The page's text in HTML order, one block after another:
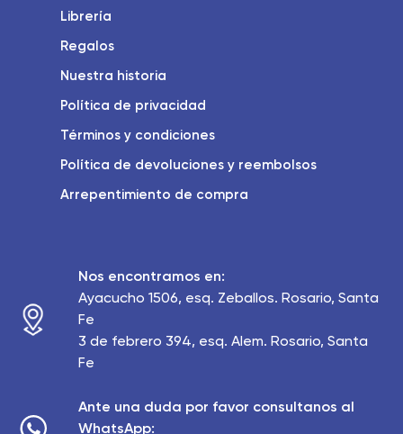
Librería
Regalos
Nuestra historia
Política de privacidad
Términos y condiciones
Política de devoluciones y reembolsos
Arrepentimiento de compra
Nos encontramos en:
Ayacucho 1506, esq. Zeballos. Rosario, Santa
Fe
3 de febrero 394, esq. Alem. Rosario, Santa
Fe
Ante una duda por favor consultanos al
WhatsApp: